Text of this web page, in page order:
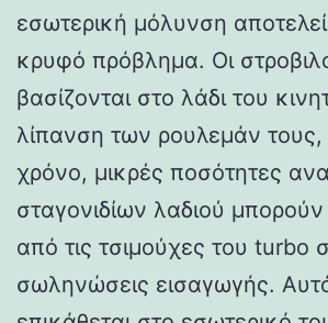
εσωτερική μόλυνση
κρυφό πρόβλημα. Οι
βασίζονται στο λάδι του
λίπανση των ρουλεμάν τους,
χρόνο, μικρές ποσότητες
σταγονιδίων λαδιού
από τις τσιμούχες του turbo
σωληνώσεις εισαγωγής.